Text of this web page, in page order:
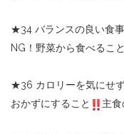
★34 バランスの良い食
NG ！野菜から食べるこ
★36 カロリーを気にせ
おかずにすること
主食